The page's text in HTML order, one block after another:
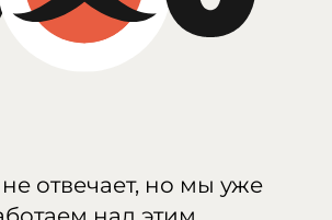
отвечает, но мы уже